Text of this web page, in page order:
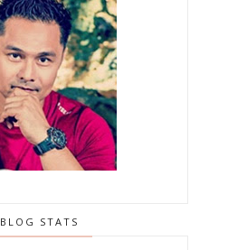
BLOG STATS